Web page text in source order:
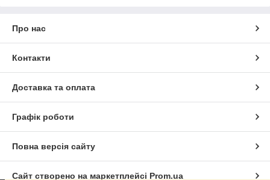
Про нас
Контакти
Доставка та оплата
Графік роботи
Повна версія сайту
Сайт створено на маркетплейсі Prom.ua